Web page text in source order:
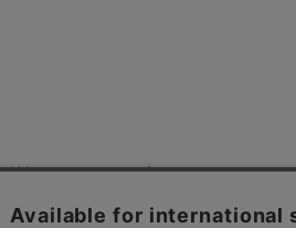
社概要 プライバシーポリシー